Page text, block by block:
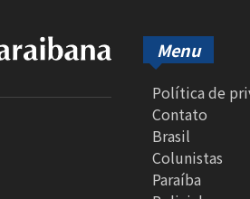
Menu
Política de
Contato
Brasil
Colunistas
Paraíba